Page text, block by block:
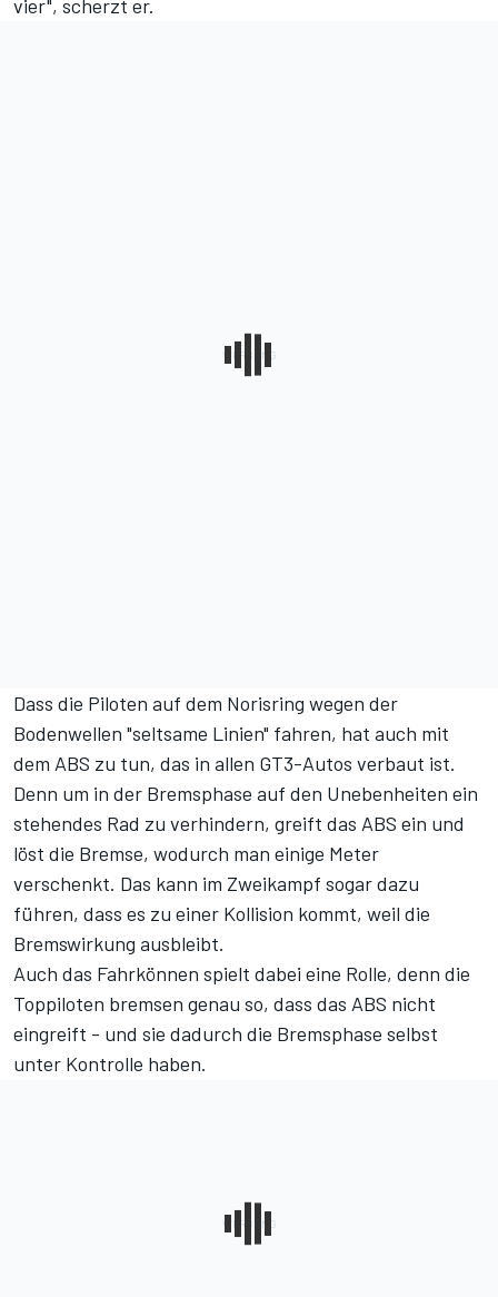
vier", scherzt er.
Dass die Piloten auf dem Norisring wegen der
Bodenwellen "seltsame Linien" fahren, hat auch mit
dem ABS zu tun, das in allen GT3-Autos verbaut ist.
Denn um in der Bremsphase auf den Unebenheiten ein
stehendes Rad zu verhindern, greift das ABS ein und
löst die Bremse, wodurch man einige Meter
verschenkt. Das kann im Zweikampf sogar dazu
führen, dass es zu einer Kollision kommt, weil die
Bremswirkung ausbleibt.
Auch das Fahrkönnen spielt dabei eine Rolle, denn die
Toppiloten bremsen genau so, dass das ABS nicht
eingreift - und sie dadurch die Bremsphase selbst
unter Kontrolle haben.